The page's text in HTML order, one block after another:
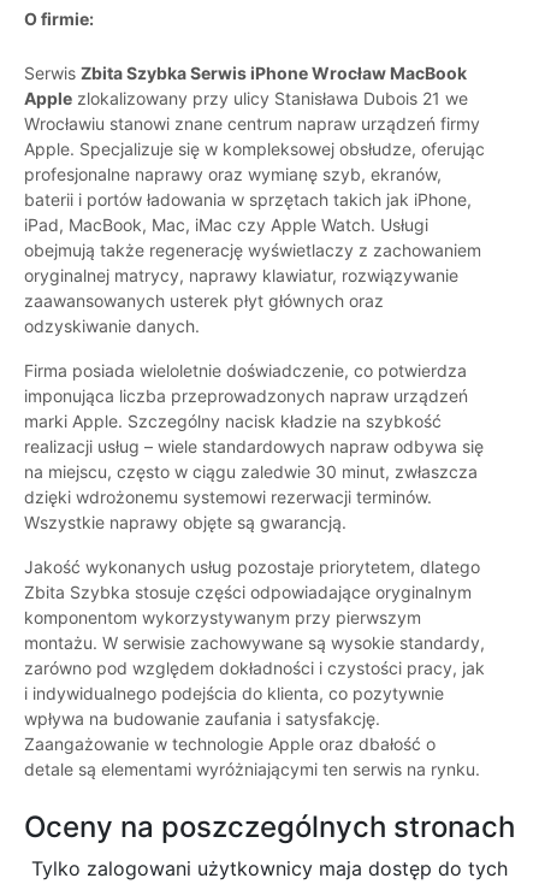
O firmie:
Serwis Zbita Szybka Serwis iPhone Wrocław MacBook
Apple zlokalizowany przy ulicy Stanisława Dubois 21 we
Wrocławiu stanowi znane centrum napraw urządzeń firmy
Apple. Specjalizuje się w kompleksowej obsłudze, oferując
profesjonalne naprawy oraz wymianę szyb, ekranów,
baterii i portów ładowania w sprzętach takich jak iPhone,
iPad, MacBook, Mac, iMac czy Apple Watch. Usługi
obejmują także regenerację wyświetlaczy z zachowaniem
oryginalnej matrycy, naprawy klawiatur, rozwiązywanie
zaawansowanych usterek płyt głównych oraz
odzyskiwanie danych.
Firma posiada wieloletnie doświadczenie, co potwierdza
imponująca liczba przeprowadzonych napraw urządzeń
marki Apple. Szczególny nacisk kładzie na szybkość
realizacji usług – wiele standardowych napraw odbywa się
na miejscu, często w ciągu zaledwie 30 minut, zwłaszcza
dzięki wdrożonemu systemowi rezerwacji terminów.
Wszystkie naprawy objęte są gwarancją.
Jakość wykonanych usług pozostaje priorytetem, dlatego
Zbita Szybka stosuje części odpowiadające oryginalnym
komponentom wykorzystywanym przy pierwszym
montażu. W serwisie zachowywane są wysokie standardy,
zarówno pod względem dokładności i czystości pracy, jak
i indywidualnego podejścia do klienta, co pozytywnie
wpływa na budowanie zaufania i satysfakcję.
Zaangażowanie w technologie Apple oraz dbałość o
detale są elementami wyróżniającymi ten serwis na rynku.
Oceny na poszczególnych stronach
Tylko zalogowani użytkownicy maja dostęp do tych